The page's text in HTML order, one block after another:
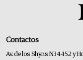
Contactos
Av. de los Shyris N34-152 y